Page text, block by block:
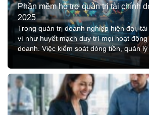
Phần mềm hỗ trợ quản trị tài chính
2025
Trong quản trị doanh nghiệp hiện đại,
ví như huyết mạch duy trì mọi hoạt động
doanh. Việc kiểm soát dòng tiền, quản lý